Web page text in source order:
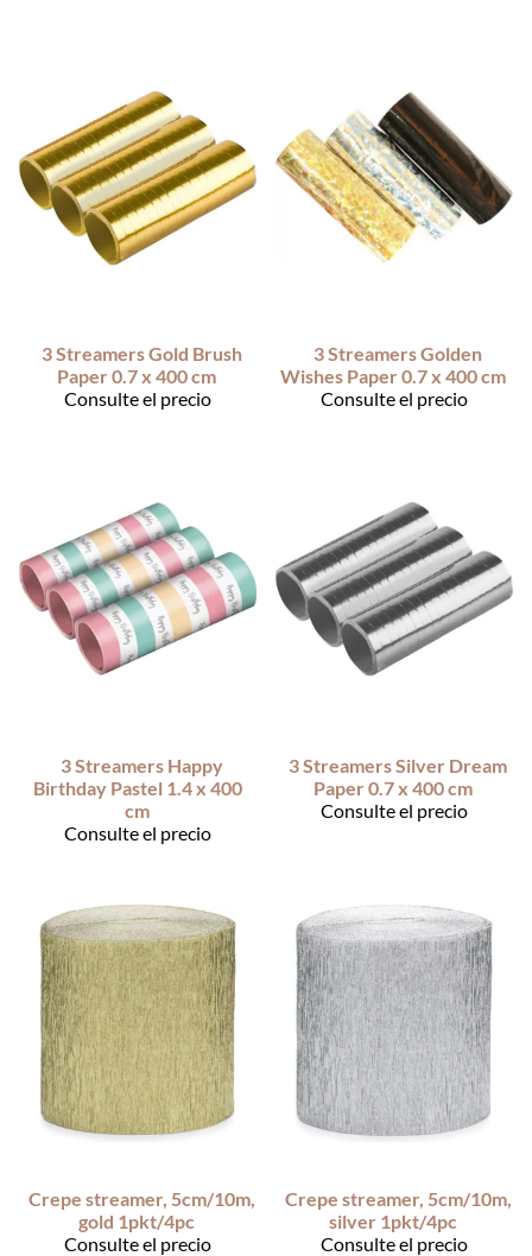
3 Streamers Gold Brush
Paper 0.7 x 400 cm
Consulte el precio
3 Streamers Golden
Wishes Paper 0.7 x 400 cm
Consulte el precio
3 Streamers Happy
Birthday Pastel 1.4 x 400
cm
Consulte el precio
3 Streamers Silver Dream
Paper 0.7 x 400 cm
Consulte el precio
Crepe streamer, 5cm/10m,
gold 1pkt/4pc
Consulte el precio
Crepe streamer, 5cm/10m,
silver 1pkt/4pc
Consulte el precio